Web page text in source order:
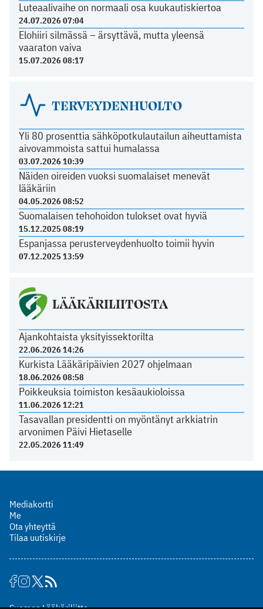
Luteaalivaihe on normaali osa kuukautiskiertoa
24.07.2026 07:04
Elohiiri silmässä – ärsyttävä, mutta yleensä
vaaraton vaiva
15.07.2026 08:17
TERVEYDENHUOLTO
Yli 80 prosenttia sähköpotkulautailun aiheuttamista
aivovammoista sattui humalassa
03.07.2026 10:39
Näiden oireiden vuoksi suomalaiset menevät
lääkäriin
04.05.2026 08:52
Suomalaisen tehohoidon tulokset ovat hyviä
15.12.2025 08:19
Espanjassa perusterveydenhuolto toimii hyvin
07.12.2025 13:59
LÄÄKÄRILIITOSTA
Ajankohtaista yksityissektorilta
22.06.2026 14:26
Kurkista Lääkäripäivien 2027 ohjelmaan
18.06.2026 08:58
Poikkeuksia toimiston kesäaukioloissa
11.06.2026 12:21
Tasavallan presidentti on myöntänyt arkkiatrin
arvonimen Päivi Hietaselle
22.05.2026 11:49
Mediakortti
Me
Ota yhteyttä
Tilaa uutiskirje